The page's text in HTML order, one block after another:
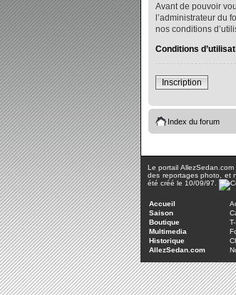
Avant de pouvoir
l’administrateur du
nos conditions
Conditions
Inscription
Index du forum
Le portail
des reportages photo, et
été créé le 10/09/97.
Accueil
Saison
Boutique
Multimedia
Historique
AllezSedan.com